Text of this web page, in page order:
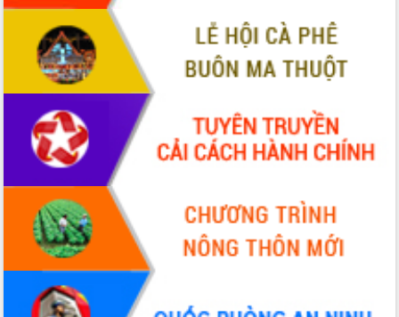
Kết nối tour, đẩy mạnh chuyển đổi số
để phát triển du lịch Đắk Lắk
Khởi động Dự án Đầu tư xây dựng hạ
tầng kỹ thuật Cụm công nghiệp Tân
Gặp mặt các cơ quan báo chí nhân Kỷ
niệm 101 năm Ngày Báo chí Cách
mạng Việt Nam
Đắk Lắk sơ kết 4 năm triển khai thực
hiện Đề án 06 của Chính phủ
Họp báo thông tin về Hội nghị Công bố
Quy hoạch và Xúc tiến đầu tư tỉnh Đắk
Khơi thông điểm nghẽn, đẩy nhanh
giải ngân vốn khắc phục thiên tai
HĐND tỉnh thông qua điều chỉnh Quy